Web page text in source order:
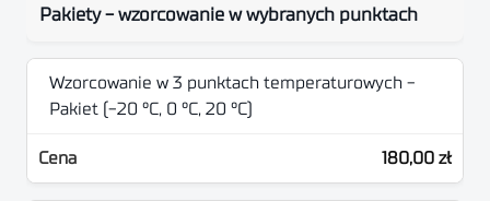
Pakiety - wzorcowanie w wybranych punktach
Wzorcowanie w 3 punktach temperaturowych -
Pakiet (-20 °C, 0 °C, 20 °C)
180,00 zł